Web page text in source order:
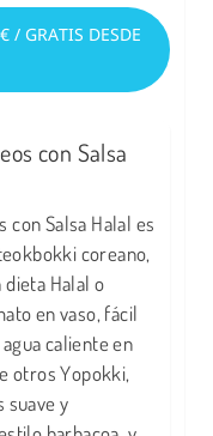
/ GRATIS DESDE
con Salsa
con Salsa Halal es
coreano,
dieta Halal o
en vaso, fácil
caliente en
otros Yopokki,
suave y